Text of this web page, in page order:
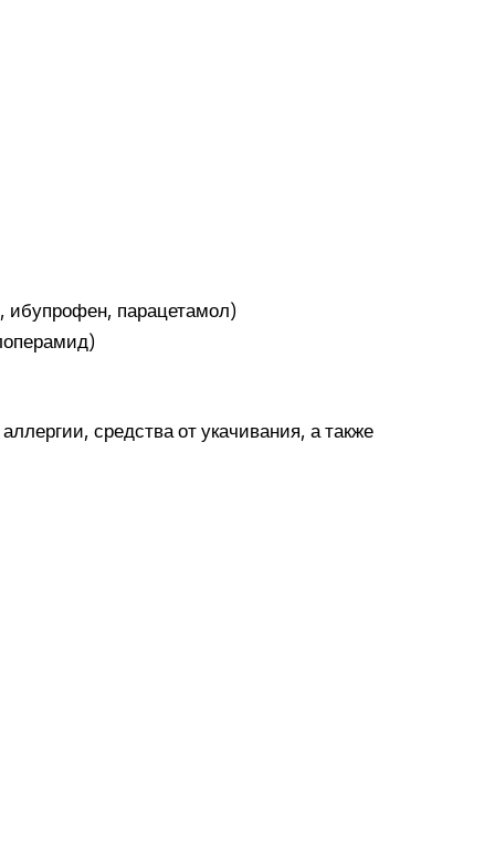
парацетамол)
средства от укачивания, а также